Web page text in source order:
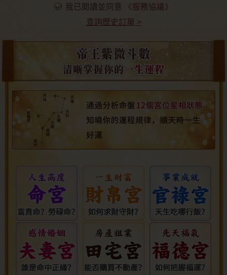
我已閲讀並同意 《服務協議》
查詢歷史訂單 >